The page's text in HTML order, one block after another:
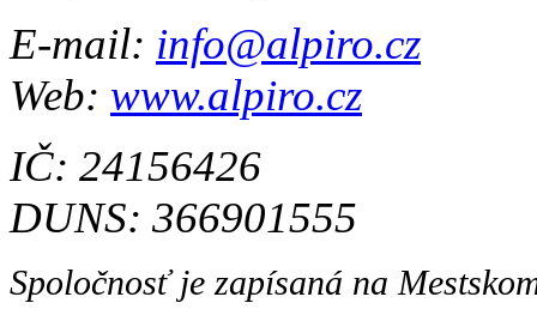
E-mail: info@alpiro.cz
Web: www.alpiro.cz
IČ: 24156426
DUNS: 366901555
Spoločnosť je zapísaná na